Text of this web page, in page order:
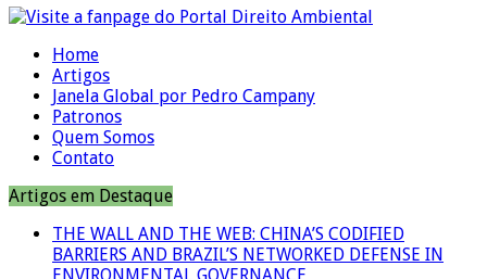
Home
Artigos
Janela Global por Pedro Campany
Patronos
Quem Somos
Contato
Artigos em Destaque
THE WALL AND THE WEB: CHINA’S CODIFIED
BARRIERS AND BRAZIL’S NETWORKED DEFENSE IN